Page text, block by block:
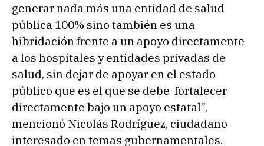
generar nada más una entidad de salud
pública 100% sino también es una
hibridación frente a un apoyo directamente
a los hospitales y entidades privadas de
salud, sin dejar de apoyar en el estado
público que es el que se debe fortalecer
directamente bajo un apoyo estatal”,
mencionó Nicolás Rodríguez, ciudadano
interesado en temas gubernamentales.